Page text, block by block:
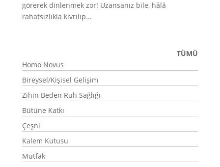
görerek dinlenmek zor! Uzansanız bile, hâlâ
rahatsızlıkla kıvrılıp...
TÜMÜ
Homo Novus
Bireysel/Kişisel Gelişim
Zihin Beden Ruh Sağlığı
Bütüne Katkı
Çeşni
Kalem Kutusu
Mutfak